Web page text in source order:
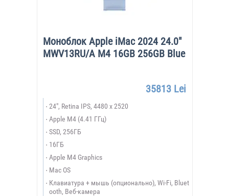
Моноблок Apple iMac 2024 24.0"
MWV13RU/A M4 16GB 256GB Blue
35813 Lei
24", Retina IPS, 4480 x 2520
Apple M4 (4.41 ГГц)
SSD, 256ГБ
16ГБ
Apple M4 Graphics
Mac OS
Клавиатура + мышь (опционально), Wi-Fi, Bluet
ooth, Веб-камера